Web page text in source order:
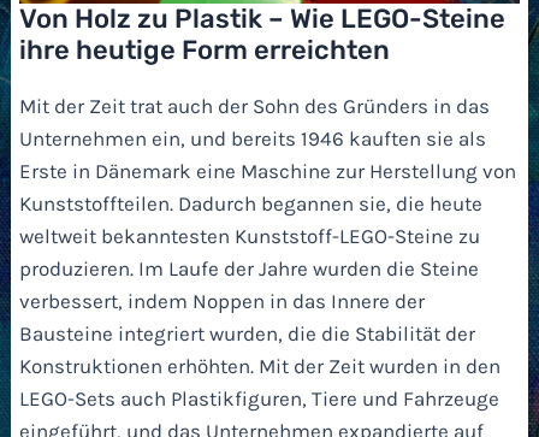
Von Holz zu Plastik – Wie LEGO-Steine
ihre heutige Form erreichten
Mit der Zeit trat auch der Sohn des Gründers in das
Unternehmen ein, und bereits 1946 kauften sie als
Erste in Dänemark eine Maschine zur Herstellung von
Kunststoffteilen. Dadurch begannen sie, die heute
weltweit bekanntesten Kunststoff-LEGO-Steine zu
produzieren. Im Laufe der Jahre wurden die Steine
verbessert, indem Noppen in das Innere der
Bausteine integriert wurden, die die Stabilität der
Konstruktionen erhöhten. Mit der Zeit wurden in den
LEGO-Sets auch Plastikfiguren, Tiere und Fahrzeuge
eingeführt, und das Unternehmen expandierte auf